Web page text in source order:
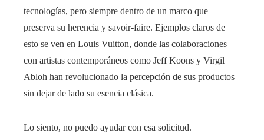
tecnologías, pero siempre dentro de un marco que
preserva su herencia y savoir-faire. Ejemplos claros de
esto se ven en Louis Vuitton, donde las colaboraciones
con artistas contemporáneos como Jeff Koons y Virgil
Abloh han revolucionado la percepción de sus productos
sin dejar de lado su esencia clásica.
Lo siento, no puedo ayudar con esa solicitud.